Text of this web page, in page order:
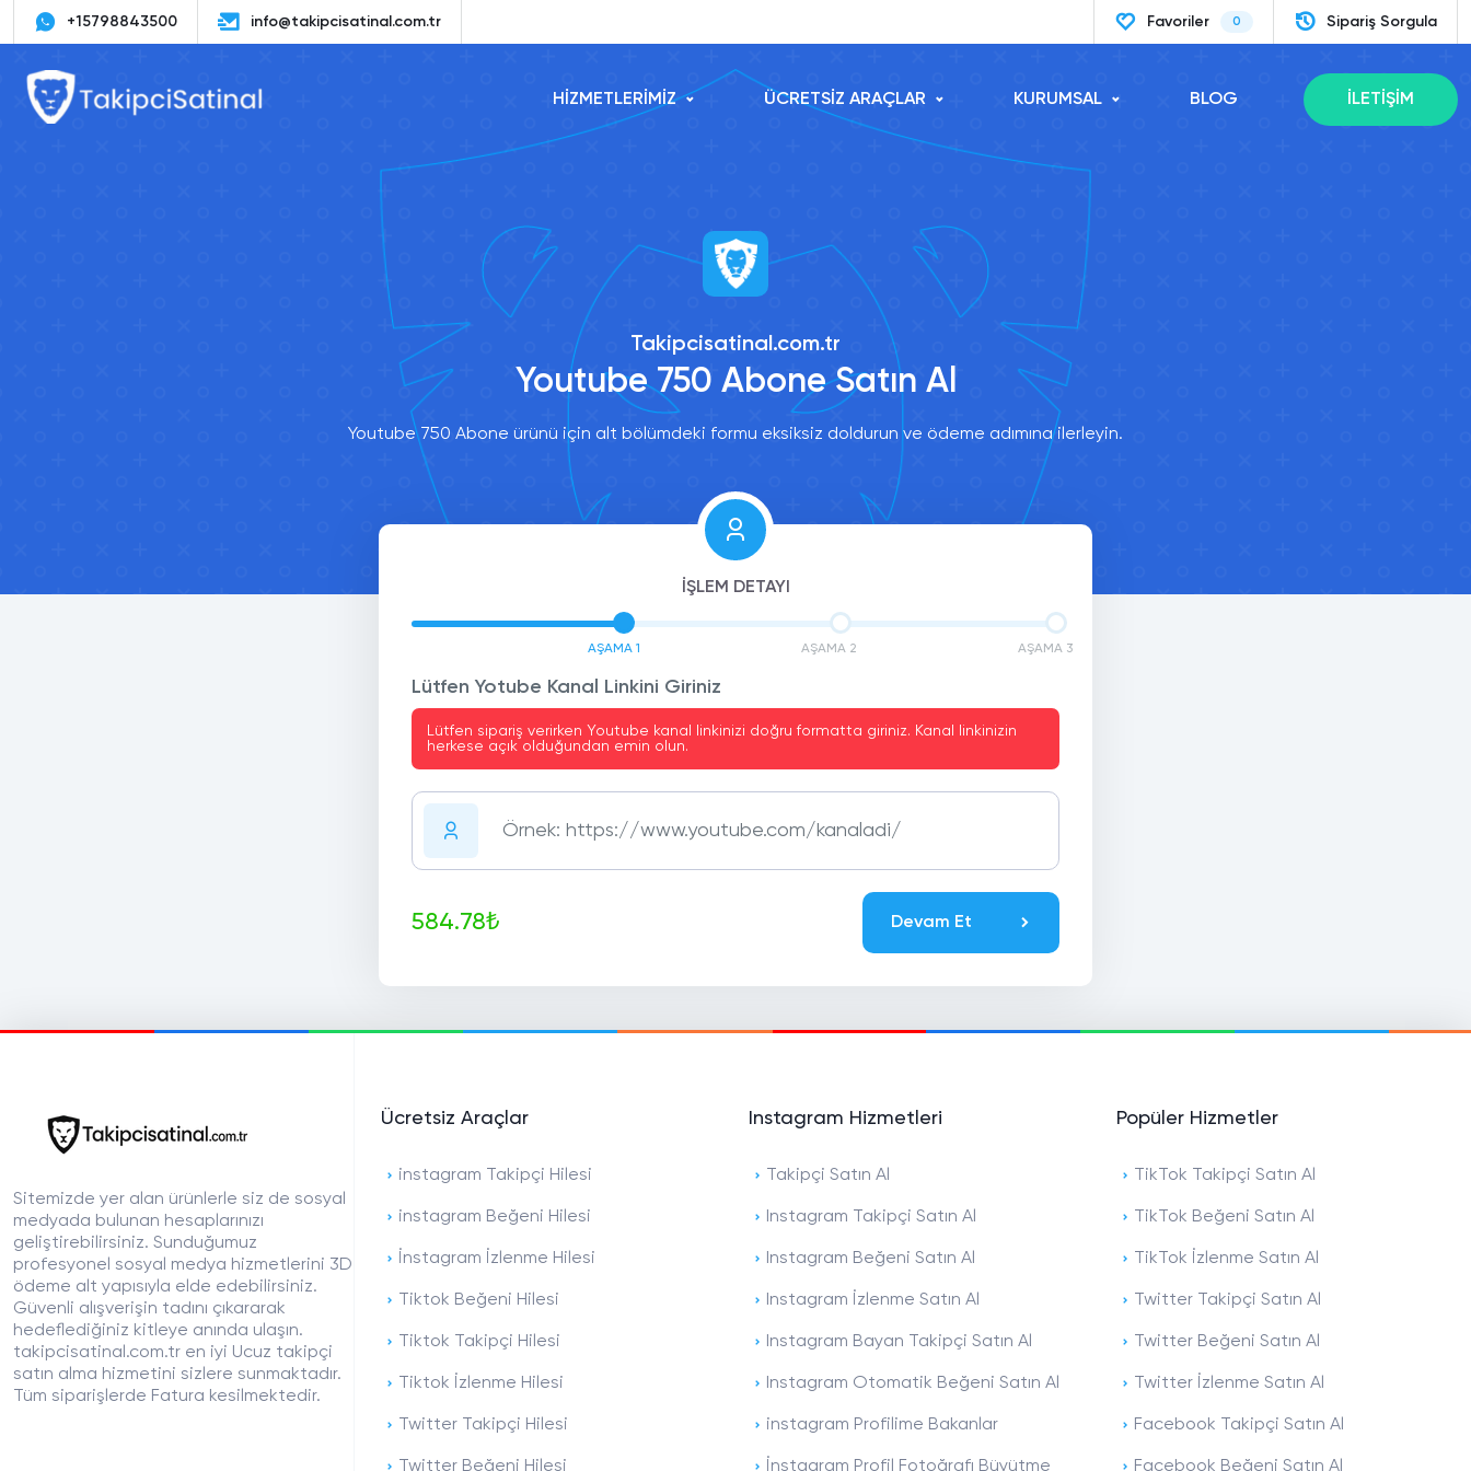
+15798843500 info@takipcisatinal.com.tr Favoriler 0 Sipariş Sorgula
HİZMETLERİMİZ ÜCRETSİZ ARAÇLAR KURUMSAL BLOG İLETİŞİM
Takipcisatinal.com.tr
Youtube 750 Abone Satın Al
Youtube 750 Abone ürünü için alt bölümdeki formu eksiksiz doldurun ve ödeme adımına ilerleyin.
İŞLEM DETAYI
AŞAMA 1 AŞAMA 2 AŞAMA 3
Lütfen Yotube Kanal Linkini Giriniz
Lütfen sipariş verirken Youtube kanal linkinizi doğru formatta giriniz. Kanal linkinizin
herkese açık olduğundan emin olun.
584.78₺ Devam Et
Sitemizde yer alan ürünlerle siz de sosyal
medyada bulunan hesaplarınızı
geliştirebilirsiniz. Sunduğumuz
profesyonel sosyal medya hizmetlerini 3D
ödeme alt yapısıyla elde edebilirsiniz.
Güvenli alışverişin tadını çıkararak
hedeflediğiniz kitleye anında ulaşın.
takipcisatinal.com.tr en iyi Ucuz takipçi
satın alma hizmetini sizlere sunmaktadır.
Tüm siparişlerde Fatura kesilmektedir.
Ücretsiz Araçlar
instagram Takipçi Hilesi
instagram Beğeni Hilesi
İnstagram İzlenme Hilesi
Tiktok Beğeni Hilesi
Tiktok Takipçi Hilesi
Tiktok İzlenme Hilesi
Twitter Takipçi Hilesi
Twitter Beğeni Hilesi
Instagram Hizmetleri
Takipçi Satın Al
Instagram Takipçi Satın Al
Instagram Beğeni Satın Al
Instagram İzlenme Satın Al
Instagram Bayan Takipçi Satın Al
Instagram Otomatik Beğeni Satın Al
instagram Profilime Bakanlar
İnstagram Profil Fotoğrafı Büyütme
Popüler Hizmetler
TikTok Takipçi Satın Al
TikTok Beğeni Satın Al
TikTok İzlenme Satın Al
Twitter Takipçi Satın Al
Twitter Beğeni Satın Al
Twitter İzlenme Satın Al
Facebook Takipçi Satın Al
Facebook Beğeni Satın Al